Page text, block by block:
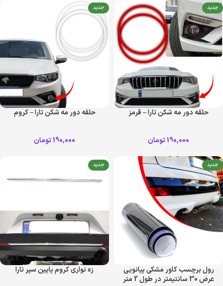
جدید
حلقه دور مه شکن تارا – قرمز
190,000تومان
جدید
حلقه دور مه شکن تارا – کروم
190,000تومان
جدید
رول برچسب کاور مشکی پیانویی
عرض 30 سانتیمتر در طول 2 متر
جدید
زه نواری کروم پایین سپر تارا